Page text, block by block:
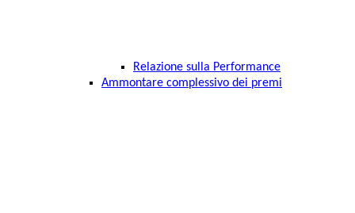
Relazione sulla Performance
Ammontare complessivo dei premi